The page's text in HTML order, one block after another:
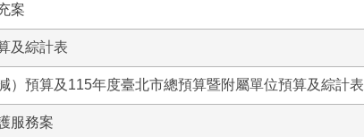
案
及綜計表
）預算及115年度臺北市總預算暨附屬單位預算及綜計表
服務案